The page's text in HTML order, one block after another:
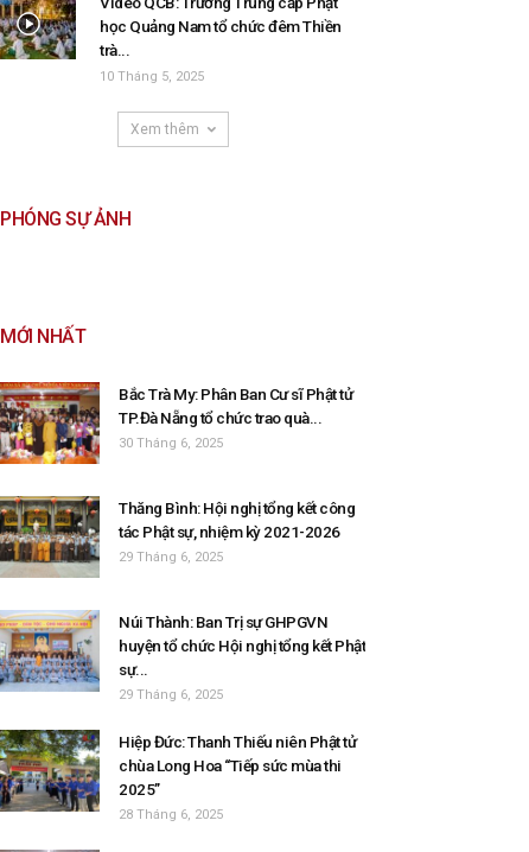
học Quảng Nam tổ chức đêm Thiền
trà...
10 Tháng 5, 2025
Xem thêm
PHÓNG SỰ ẢNH
MỚI NHẤT
Bắc Trà My: Phân Ban Cư sĩ Phật tử
TP.Đà Nẵng tổ chức trao quà...
30 Tháng 6, 2025
Thăng Bình: Hội nghị tổng kết công
tác Phật sự, nhiệm kỳ 2021-2026
29 Tháng 6, 2025
Núi Thành: Ban Trị sự GHPGVN
huyện tổ chức Hội nghị tổng kết Phật
sự...
29 Tháng 6, 2025
Hiệp Đức: Thanh Thiếu niên Phật tử
chùa Long Hoa “Tiếp sức mùa thi
2025”
28 Tháng 6, 2025